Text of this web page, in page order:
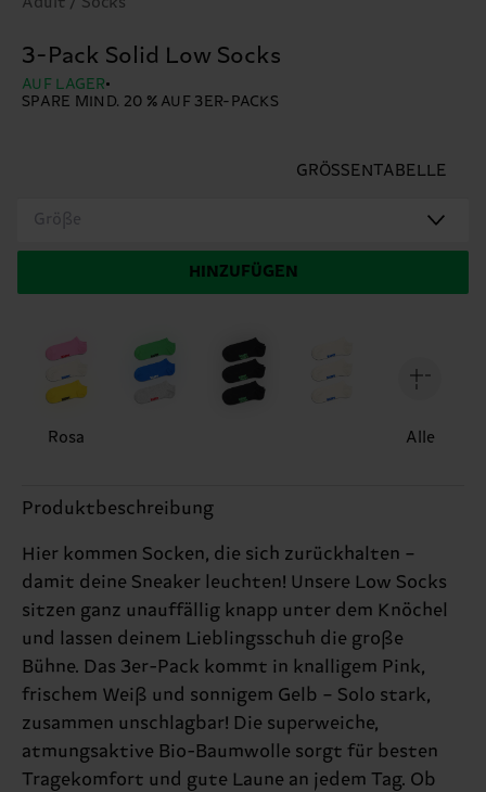
3-Pack Solid Low Socks
AUF LAGER
SPARE MIND. 20 % AUF 3ER-PACKS
GRÖSSENTABELLE
Größe
HINZUFÜGEN
Rosa Alle
Produktbeschreibung
Hier kommen Socken, die sich zurückhalten –
damit deine Sneaker leuchten! Unsere Low Socks
sitzen ganz unauffällig knapp unter dem Knöchel
und lassen deinem Lieblingsschuh die große
Bühne. Das 3er-Pack kommt in knalligem Pink,
frischem Weiß und sonnigem Gelb – Solo stark,
zusammen unschlagbar! Die superweiche,
atmungsaktive Bio-Baumwolle sorgt für besten
Tragekomfort und gute Laune an jedem Tag. Ob